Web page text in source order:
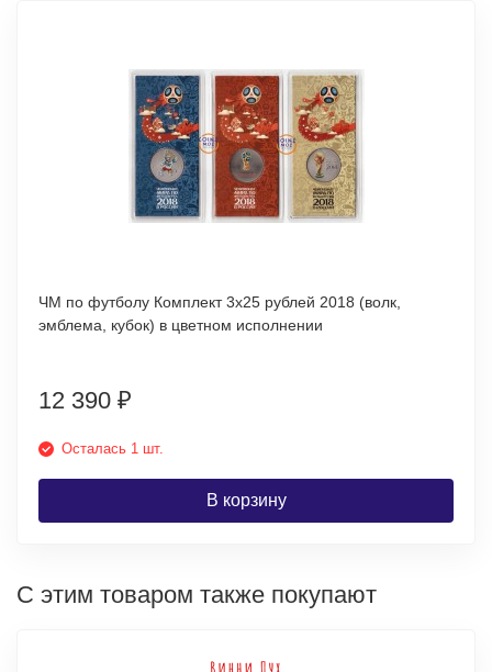
ЧМ по футболу Комплект 3х25 рублей 2018 (волк,
эмблема, кубок) в цветном исполнении
12 390 ₽
Осталась 1 шт.
В корзину
С этим товаром также покупают